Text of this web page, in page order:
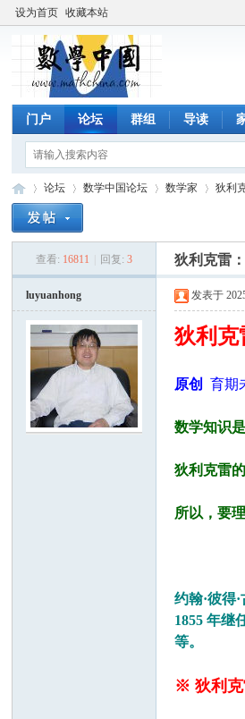
设为首页 收藏本站
门户 论坛 群组 导读
论坛
›
数学中国论坛 数学家
›
狄利
查看: 16811 回复: 3 狄利克雷
luyuanhong 发表于
狄利克
原创 育期
数学知识
狄利克雷
所以，要
约翰·彼得
1855 年继
等。
※ 狄利克